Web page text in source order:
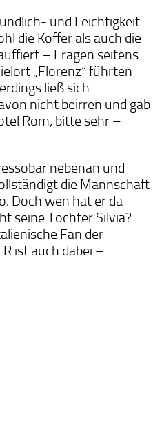
und Leichtigkeit
die Koffer als auch die
– Fragen seitens
„Florenz“ führten
ließ sich
nicht beirren und gab
Rom, bitte sehr –
nebenan und
die Mannschaft
Doch wen hat er da
seine Tochter Silvia?
Fan der
ist auch dabei –